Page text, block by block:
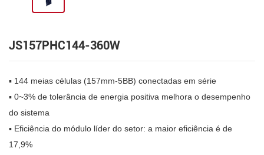
JS157PHC144-360W
▪ 144 meias células (157mm-5BB) conectadas em série
▪ 0~3% de tolerância de energia positiva melhora o desempenho
do sistema
▪ Eficiência do módulo líder do setor: a maior eficiência é de
17,9%